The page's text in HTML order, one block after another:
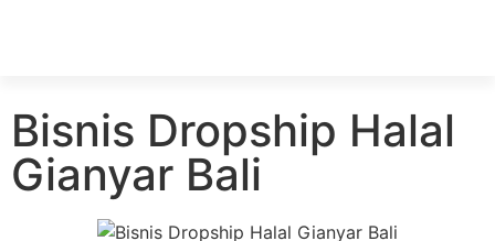
Bisnis Dropship Halal
Gianyar Bali